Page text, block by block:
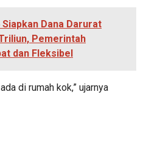
Siapkan Dana Darurat
Pemerintah
dan Fleksibel
di rumah kok,” ujarnya